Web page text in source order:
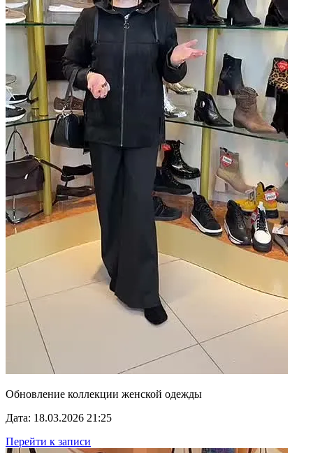
Обновление коллекции женской одежды
Дата: 18.03.2026 21:25
Перейти к записи